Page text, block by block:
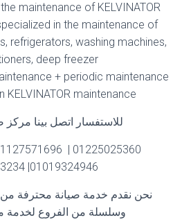
maintenance of KELVINATOR
in the maintenance of
refrigerators, washing machines,
deep freezer
+ periodic maintenance
KELVINATOR maintenance
للاستفسار اتصل بينا مركز
01019324946| 01200373234
نحن نقدم خدمة صيانة محترفة من
وسلسلة من الفروع لخدمة